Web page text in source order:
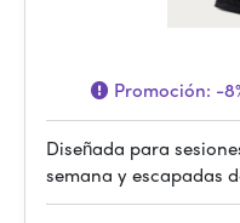
Promoción: -
Diseñada para
semana y escapadas